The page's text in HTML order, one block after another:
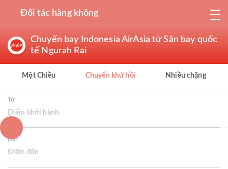
Đối tác hàng không
Chuyến bay Indonesia AirAsia từ Sân bay quốc
tế Ngurah Rai
Một Chiều Chuyến khứ hồi Nhiều chặng
Từ
Điểm khởi hành
Đến
Điểm đến